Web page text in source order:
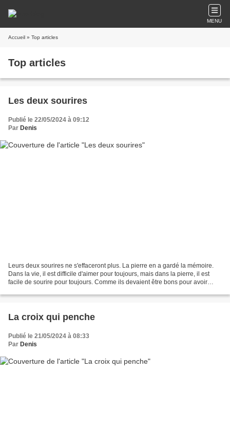
MENU
Accueil » Top articles
Top articles
Les deux sourires
Publié le 22/05/2024 à 09:12
Par Denis
Leurs deux sourires ne s'effaceront plus. La pierre en a gardé la mémoire.
Dans la vie, il est difficile d'aimer pour toujours, mais dans la pierre, il est
facile de sourire pour toujours. Comme ils devaient être bons pour avoir
La croix qui penche
Publié le 21/05/2024 à 08:33
Par Denis